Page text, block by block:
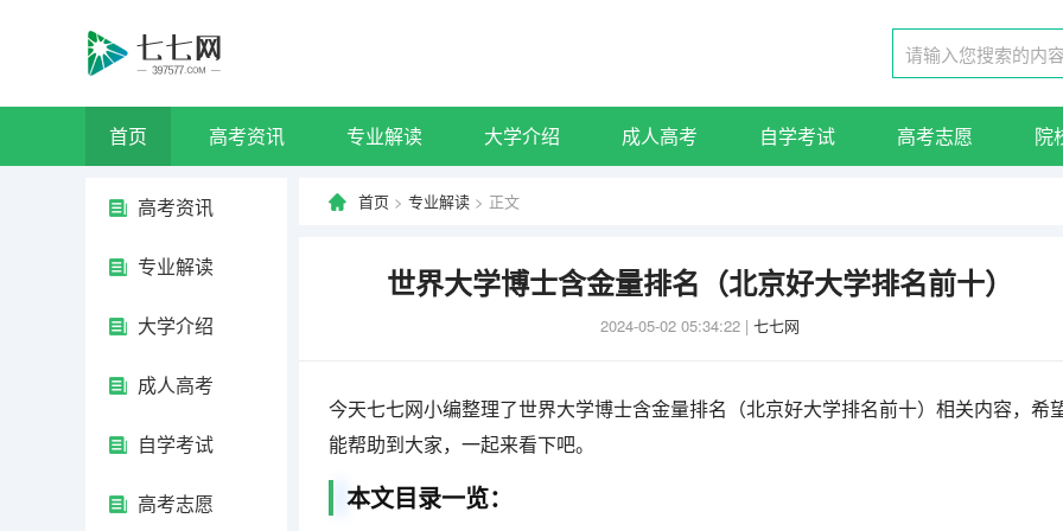
首页 高考资讯 专业解读 大学介绍 成人高考 自学考试 高考志愿 院
高考资讯
专业解读
大学介绍
成人高考
自学考试
高考志愿
首页 > 专业解读 > 正文
世界大学博士含金量排名（北京好大学排名前十）
2024-05-02 05:34:22 | 七七网
今天七七网小编整理了世界大学博士含金量排名（北京好大学排名前十）相关内容，希
能帮助到大家，一起来看下吧。
本文目录一览：